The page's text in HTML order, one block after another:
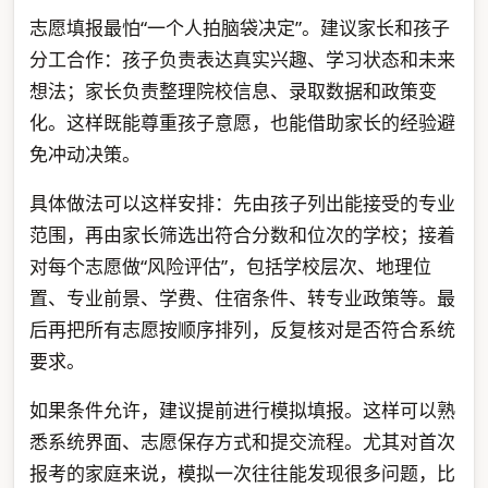
志愿填报最怕“一个人拍脑袋决定”。建议家长和孩子
分工合作：孩子负责表达真实兴趣、学习状态和未来
想法；家长负责整理院校信息、录取数据和政策变
化。这样既能尊重孩子意愿，也能借助家长的经验避
免冲动决策。
具体做法可以这样安排：先由孩子列出能接受的专业
范围，再由家长筛选出符合分数和位次的学校；接着
对每个志愿做“风险评估”，包括学校层次、地理位
置、专业前景、学费、住宿条件、转专业政策等。最
后再把所有志愿按顺序排列，反复核对是否符合系统
要求。
如果条件允许，建议提前进行模拟填报。这样可以熟
悉系统界面、志愿保存方式和提交流程。尤其对首次
报考的家庭来说，模拟一次往往能发现很多问题，比